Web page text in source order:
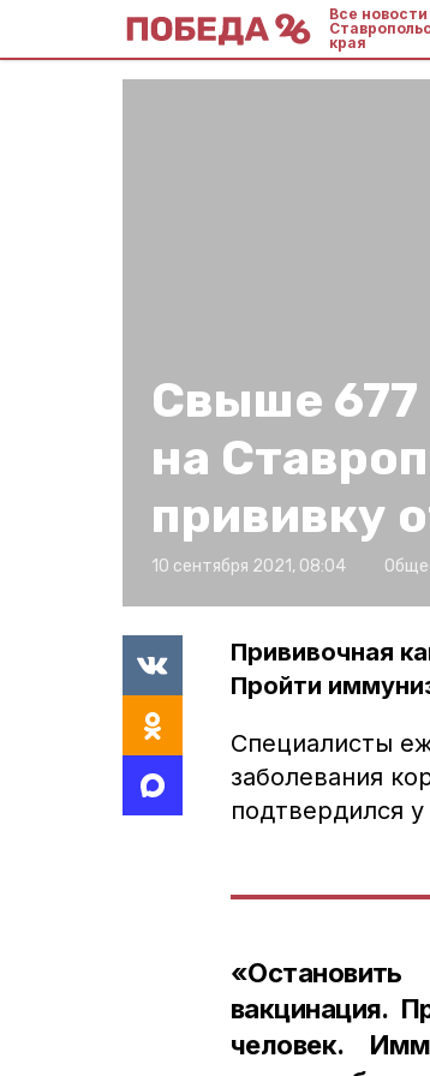
Все новости
края
Свыше 677
на
прививку
10 сентября 2021, 08:04
Прививочная
Пройти
Специалисты
заболевания
подтвердился
вакцинация.
человек.